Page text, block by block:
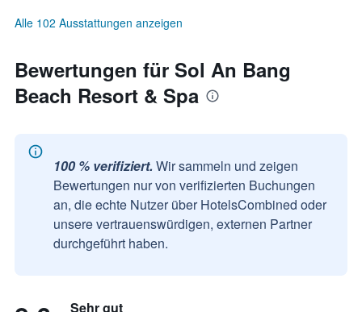
Alle 102 Ausstattungen anzeigen
Bewertungen für Sol An Bang
Beach Resort & Spa
100 % verifiziert. Wir sammeln und zeigen
Bewertungen nur von verifizierten Buchungen
an, die echte Nutzer über HotelsCombined oder
unsere vertrauenswürdigen, externen Partner
durchgeführt haben.
Sehr gut